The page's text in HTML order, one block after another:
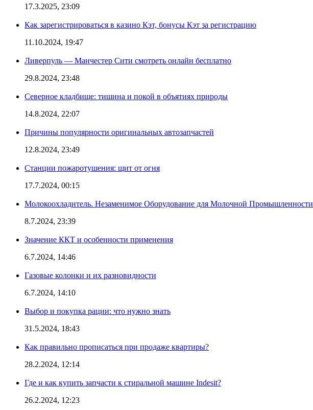
17.3.2025, 23:09
Как зарегистрироваться в казино Кэт, бонусы Кэт за регистрацию
11.10.2024, 19:47
Ливерпуль — Манчестер Сити смотреть онлайн бесплатно
29.8.2024, 23:48
Северное кладбище: тишина и покой в объятиях природы
14.8.2024, 22:07
Причины популярности оригинальных автозапчастей
12.8.2024, 23:49
Станции пожаротушения: щит от огня
17.7.2024, 00:15
Молокоохладитель. Незаменимое Оборудование для Молочной Промышленности
8.7.2024, 23:39
Значение ККТ и особенности применения
6.7.2024, 14:46
Газовые колонки и их разновидности
6.7.2024, 14:10
Выбор и покупка рации: что нужно знать
31.5.2024, 18:43
Как правильно прописаться при продаже квартиры?
28.2.2024, 12:14
Где и как купить запчасти к стиральной машине Indesit?
26.2.2024, 12:23